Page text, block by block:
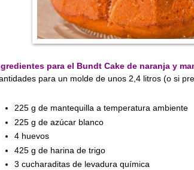
para el Bundt Cake de naranja y
para un molde de unos 2,4 litros (o si
225 g de mantequilla a temperatura ambiente
225 g de azúcar blanco
4 huevos
425 g de harina de trigo
3 cucharaditas de levadura química